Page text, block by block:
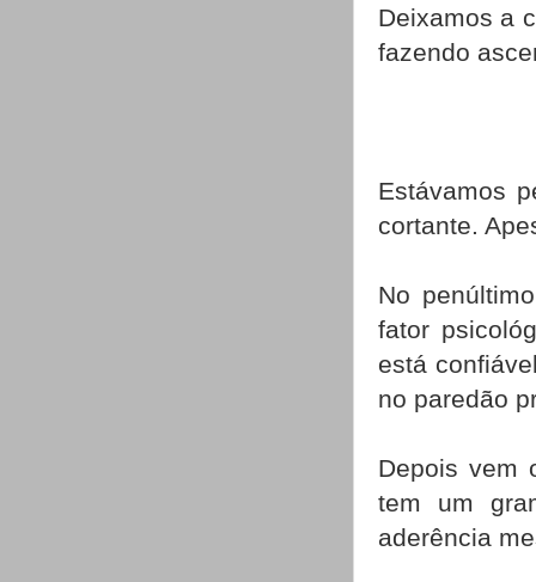
Deixamos a
fazendo
Estávamos
cortante.
No
fator
está
no paredão
Depois vem
tem um
aderência